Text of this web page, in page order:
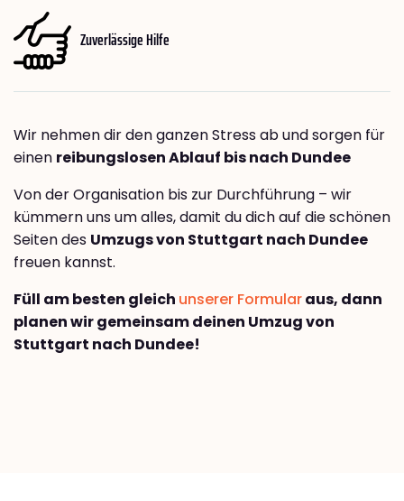
Zuverlässige Hilfe
Wir nehmen dir den ganzen Stress ab und sorgen für
einen reibungslosen Ablauf bis nach Dundee
Von der Organisation bis zur Durchführung – wir
kümmern uns um alles, damit du dich auf die schönen
Seiten des Umzugs von Stuttgart nach Dundee
freuen kannst.
Füll am besten gleich unserer Formularaus, dann
planen wir gemeinsam deinen Umzug von
Stuttgart nach Dundee!